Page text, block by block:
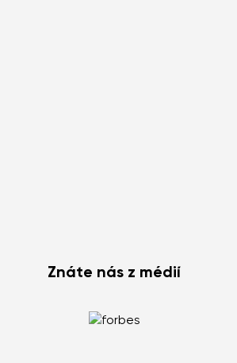
Znáte nás z médií